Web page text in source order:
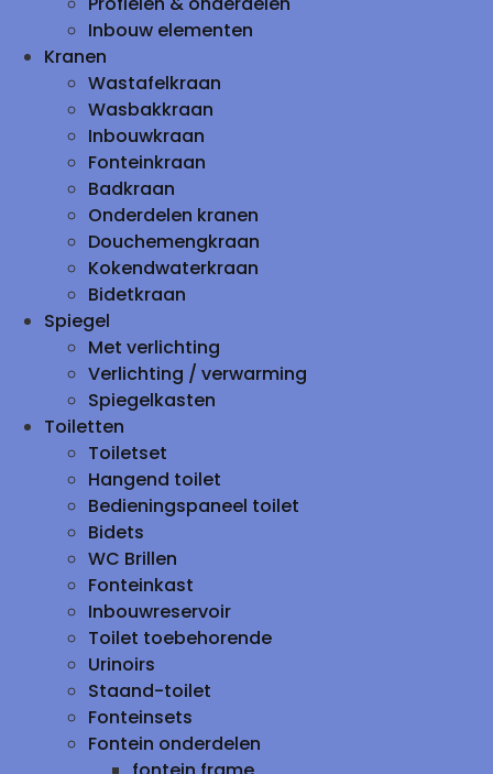
Inbouw elementen
Kranen
Wastafelkraan
Wasbakkraan
Inbouwkraan
Fonteinkraan
Badkraan
Onderdelen kranen
Douchemengkraan
Kokendwaterkraan
Bidetkraan
Spiegel
Met verlichting
Verlichting / verwarming
Spiegelkasten
Toiletten
Toiletset
Hangend toilet
Bedieningspaneel toilet
Bidets
WC Brillen
Fonteinkast
Inbouwreservoir
Toilet toebehorende
Urinoirs
Staand-toilet
Fonteinsets
Fontein onderdelen